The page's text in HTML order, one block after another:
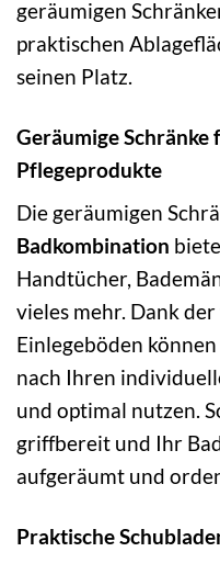
geräumigen
praktischen
seinen Platz.
Geräumige
Pflegeprodukte
Die geräumigen
Badkombination
Handtücher,
vieles mehr. Dank
Einlegeböden
nach Ihren
und optimal nutzen.
griffbereit und Ihr
aufgeräumt und
Praktische